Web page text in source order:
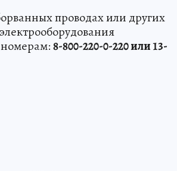
проводах или других
8-800-220-0-220 или 13-